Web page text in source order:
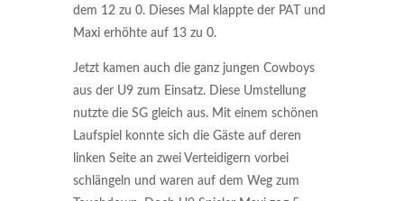
dem 12 zu 0. Dieses Mal klappte der PAT und
Maxi erhöhte auf 13 zu 0.
Jetzt kamen auch die ganz jungen Cowboys
aus der U9 zum Einsatz. Diese Umstellung
nutzte die SG gleich aus. Mit einem schönen
Laufspiel konnte sich die Gäste auf deren
linken Seite an zwei Verteidigern vorbei
schlängeln und waren auf dem Weg zum